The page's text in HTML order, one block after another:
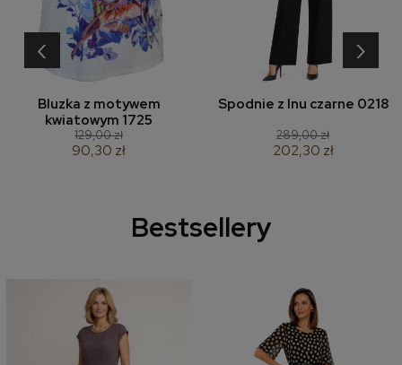
Bluzka z motywem
kwiatowym 1725
129,00 zł
90,30 zł
Spodnie z lnu czarne 0218
289,00 zł
202,30 zł
‹ ›
Bestsellery